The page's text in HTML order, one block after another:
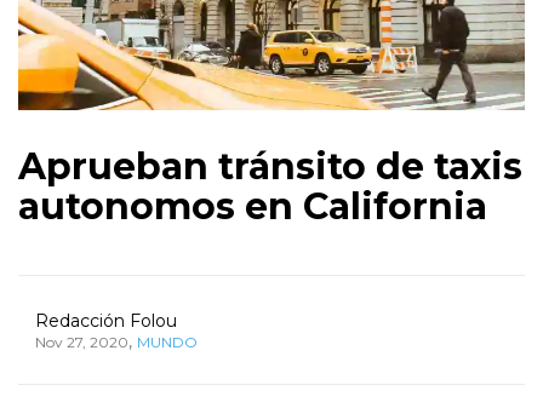
Aprueban tránsito de taxis
autonomos en California
Redacción Folou
Nov 27, 2020, MUNDO